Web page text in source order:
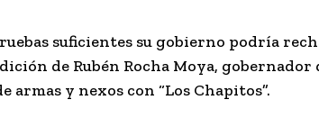
suficientes su gobierno podría
de Rubén Rocha Moya, gobernador
y nexos con “Los Chapitos”.